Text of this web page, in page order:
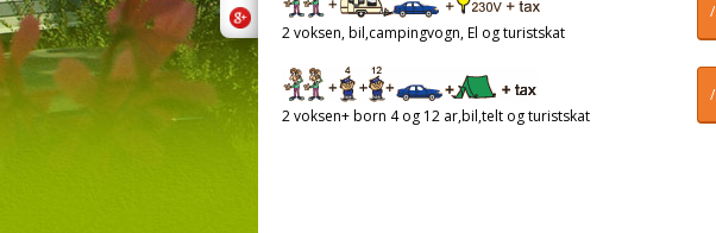
2 voksen, bil,campingvogn, El og turistskat
2 voksen+ born 4 og 12 ar,bil,telt og turistskat